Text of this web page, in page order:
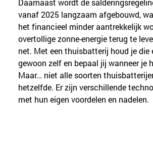
Daarnaast wordt de
vanaf 2025 langzaam afgebouwd,
het financieel minder aantrekkelijk
overtollige zonne-energie terug te
net. Met een thuisbatterij houd je die
gewoon zelf en bepaal jij wanneer je
Maar… niet alle soorten
hetzelfde. Er zijn verschillende
met hun eigen voordelen en nadelen.